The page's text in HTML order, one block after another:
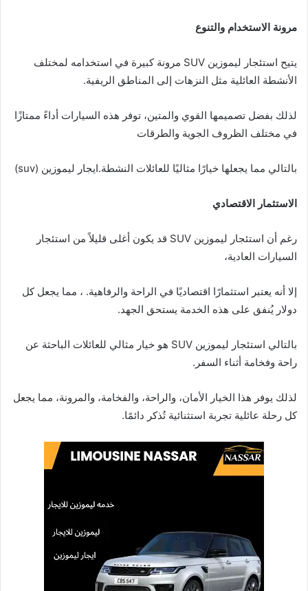
مرونة الاستخدام والتنوع
يتيح استئجار ليموزين SUV مرونة كبيرة في استخدامه لمختلف
الأنشطة العائلية مثل النزهات إلى المناطق الريفية.
لذلك بفضل تصميمها القوي والمتين، توفر هذه السيارات أداءً ممتازًا
في مختلف الظروف الجوية والطرقات
بالتالي مما يجعلها خيارًا مثاليًا للعائلات النشطة.ايجار ليموزين (suv)
الاستثمار الاقتصادي
رغم أن استئجار ليموزين SUV قد يكون أغلى قليلاً من استئجار
السيارات العادية،
إلا أنه يعتبر استثمارًا اقتصاديًا في الراحة والرفاهية. ، مما يجعل كل
دولار يُنفق على هذه الخدمة يستحق الجهد.
بالتالي استئجار ليموزين SUV هو خيار مثالي للعائلات الباحثة عن
راحة وفخامة أثناء السفر.
لذلك يوفر هذا الخيار الأمان، والراحة، والفخامة، والمرونة، مما يجعل
كل رحلة عائلية تجربة استثنائية تُذكر دائمًا.